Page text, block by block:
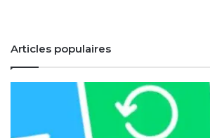
Articles populaires